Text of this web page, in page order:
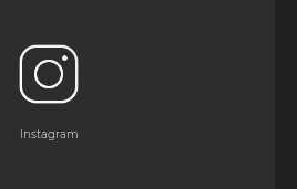
Instagram